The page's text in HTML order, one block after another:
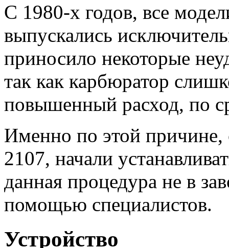
С 1980-х годов, все
выпускались
приносило некоторые
так как карбюратор
повышенный расход, по
Именно по этой
2107, начали
данная процедура не в
помощью специалистов.
Устройство